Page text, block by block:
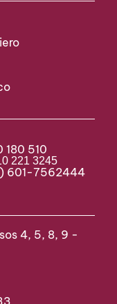
180 510
221 3245
601-7562444
4, 5, 8, 9 -